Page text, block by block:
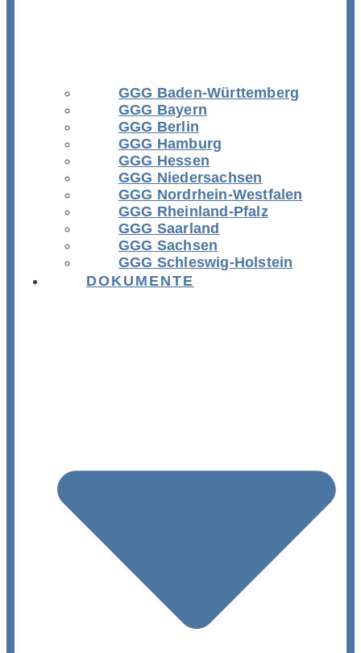
GGG Baden-Württemberg
GGG Bayern
GGG Berlin
GGG Hamburg
GGG Hessen
GGG Niedersachsen
GGG Nordrhein-Westfalen
GGG Rheinland-Pfalz
GGG Saarland
GGG Sachsen
GGG Schleswig-Holstein
DOKUMENTE